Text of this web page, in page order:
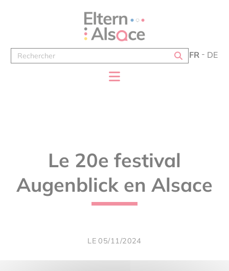
FR DE
Le 20e festival
Augenblick en Alsace
LE 05/11/2024